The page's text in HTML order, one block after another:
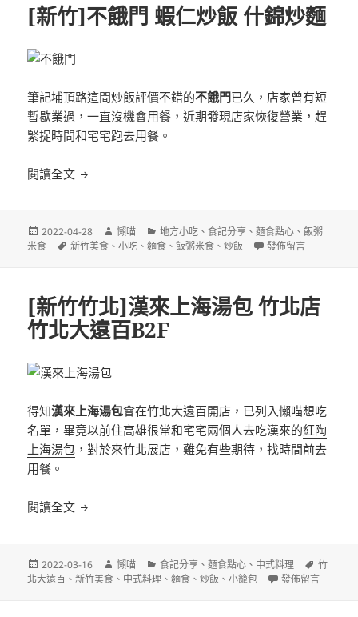
[新竹]不餓門 蝦仁炒飯 什錦炒麵
筆記埔頂路這間炒飯評價不錯的不餓門已久，店家曾有短
暫歇業過，一直沒機會用餐，近期發現店家恢復營業，趕
緊捉時間和宅宅跑去用餐。
閱讀全文 [新竹]不餓門 蝦仁炒飯 什錦炒麵
發
佈
2022-04-28
作
者
懶喵
分
類
地方小吃 、食記分享 、麵食點心 、飯粥
米食
標
新竹美食 、小吃 、麵食 、飯粥米食 、炒飯 在〈[新竹]不餓門 蝦
發佈留言
[新竹竹北]漢來上海湯包 竹北店
竹北大遠百B2F
得知漢來上海湯包會在竹北大遠百開店，已列入懶喵想吃
名單，畢竟以前住高雄很常和宅宅兩個人去吃漢來的紅陶
上海湯包 ，對於來竹北展店，難免有些期待，找時間前去
用餐。
閱讀全文 [新竹竹北]漢來上海湯包 竹北店 竹北大遠百B2F
發
佈
2022-03-16
作
者
懶喵
分
類
食記分享 、麵食點心 、 中式料理
標
籤
竹
北大遠百 、新竹美食 、 中式料理 、麵食 、炒飯 、小籠包 在〈[新竹竹北]漢
發佈留言